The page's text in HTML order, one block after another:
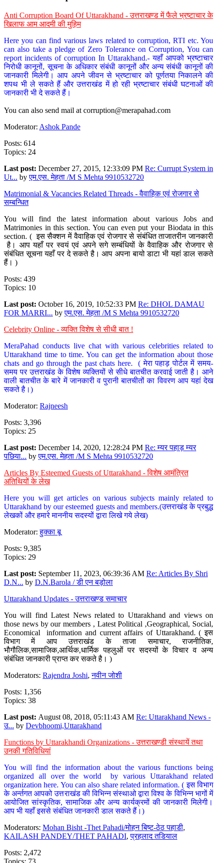
Anti Corruption Board Of Uttarakhand - उत्तराखण्ड में फैले भ्रष्टाचार के
खिलाफ आम आदमी की मुहिम
Here you can find various laws related to corruption, RTI etc. You
can also take a pledge of Zero Tolerance on Corruption, You can
report incidents of corruption In Uttarakhand.- यहाँ आपको भ्रष्टाचार
निरोधी कानूनों, सूचना के अधिकार संबंधी कानूनों और अन्य संबंधी कानूनों की
जानकारी मिलेगी। आप अपने जीवन से भ्रष्टाचार को पूर्णतया निकालने की
शपथ भी ले सकते हैं और उत्तराखंड में हो रही भ्रष्टाचार संबंधी घटनाओं की
जानकारी भी दे सकते हैं।
You can also send mail at corruption@merapahad.com
Moderator: Ashok Pande
Posts: 614
Topics: 24
Last post: December 27, 2015, 12:33:09 PM Re: Currupt System in
Ut... byएम.एस. मेहता /M S Mehta 9910532720
Matrimonial & Vacancies Related Threads - वैवाहिक एवं रोजगार से
सम्बन्धित
You will find the latest information about various Jobs and
Matrimonies in this section. You can even put your Biodata in this
section. ( इस सैक्शन में वैवाहिक एवं रोजगार से संबंधित ताजातरीन जानकारी
है। आप यहाँ पर स्वयं एवं अपने सगे सम्बंधियों के वैवाहिक और रोजगार से
संबंधित सूचना यहाँ पर दे सकते है। आप अपना बायो डाटा भी यहां डाल सकते
हैं। )
Posts: 439
Topics: 10
Last post: October 16, 2019, 10:52:33 PM Re: DHOL DAMAU
FOR MARRI... byएम.एस. मेहता /M S Mehta 9910532720
Celebrity Online - व्यक्ति विशेष से सीधी बात !
MeraPahad conducts live chat with various celebrities related to
Uttarakhand time to time. You can get the information about those
chats and go through the past chats here. ( मेरा पहाड़ पोर्टल में समय-
समय पर उत्तराखंड के विशेष व्यक्तियों से सीधे बातचीत करवाई जाती है। आने
वाली बातचीत के बारे में जानकारी व पुरानी बातचीतों का विवरण आप यहां देख
सकते है।)
Moderator: Rajneesh
Posts: 3,396
Topics: 25
Last post: December 14, 2020, 12:28:24 PM Re: म्यर पहाड़ म्यर
पछिया... byएम.एस. मेहता /M S Mehta 9910532720
Articles By Esteemed Guests of Uttarakhand - विशेष आमंत्रित
अतिथियों के लेख
Here you will get articles on various subjects mainly related to
Uttarakhand by our esteemed guests and members.(उत्तराखंड के प्रबुद्ध
लेखकों और हमारे माननीय सदस्यों द्वारा लिखे गये लेख)
Moderator:हुक्का बू
Posts: 9,385
Topics: 29
Last post: September 11, 2023, 06:39:36 AM Re: Articles By Shri
D.N... by D.N.Barola / डी एन बड़ोला
Uttarakhand Updates - उत्तराखण्ड समाचार
You will find Latest News related to Uttarakhand and views on
those news by our members , Latest Political ,Geographical, Social,
Economical information and current affairs of Uttarakhand. ( इस
विभाग में आप उत्तराखंड के ताजा समाचार, राजनीतिक,
भौगौलिक,सामाजिक,आर्थिक,धार्मिक पहलुओं पर सदस्यों के विचार व अन्य
संबंधित जानकारी प्राप्त कर सकते है। )
Moderators: Rajendra Joshi,नवीन जोशी
Posts: 1,356
Topics: 38
Last post: August 08, 2018, 05:11:43 AM Re: Uttarakhand News -
उ... by Devbhoomi,Uttarakhand
Functions by Uttarakhandi Organizations - उत्तराखण्डी संस्थायें तथा
उनकी गतिविधियां
You will find the information about the various functions being
organized all over the world by various Uttarakhand related
organization here. You can also share related information. ( इस विभाग
के अर्न्तगत आपको उत्तराखंड की विभिन्न संस्थाओ द्वारा विश्व के विभिन्न भागों में
आयोजित सांस्कृतिक, सामाजिक और अन्य कार्यक्रमों की जानकारी मिलेगी।
आप भी यहाँ इससे संबंधित जानकारी डाल सकते हैं।)
Moderators: Mohan Bisht -Thet Pahadi/मोहन बिष्ट-ठेठ पहाडी,
KAILASH PANDEY/THET PAHADI,प्रहलाद तडियाल
Posts: 2,472
Topics: 73